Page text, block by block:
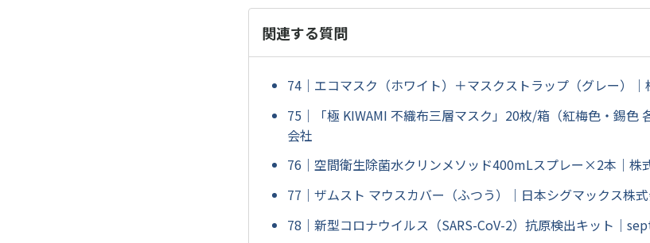
関連する質問
74｜エコマスク（ホワイト）＋マスクストラップ（グレー）｜
75｜「極 KIWAMI 不織布三層マスク」20枚/箱（紅梅色・錫色
会社
76｜空間衛生除菌水クリンメソッド400mLスプレー×2本｜株
77｜ザムスト マウスカバー（ふつう）｜日本シグマックス株
78｜新型コロナウイルス（SARS-CoV-2）抗原検出キット｜